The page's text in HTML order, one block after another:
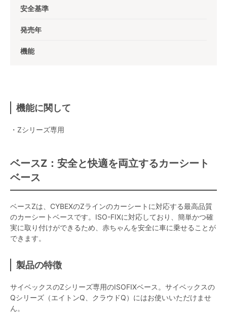
安全基準
発売年
機能
機能に関して
・Zシリーズ専用
ベースZ：安全と快適を両立するカーシート
ベース
ベースZは、CYBEXのZラインのカーシートに対応する最高品質
のカーシートベースです。ISO-FIXに対応しており、簡単かつ確
実に取り付けができるため、赤ちゃんを安全に車に乗せることが
できます。
製品の特徴
サイベックスのZシリーズ専用のISOFIXベース。サイベックスの
Qシリーズ（エイトンQ、クラウドQ）にはお使いいただけませ
ん。